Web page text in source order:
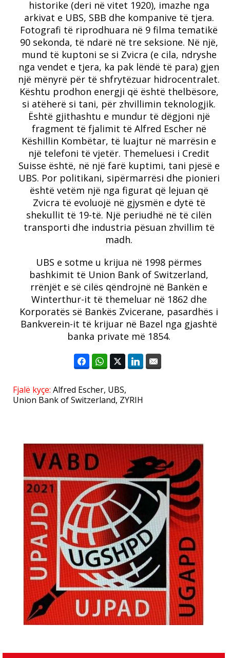
historike (deri në vitet 1920), imazhe nga
arkivat e UBS, SBB dhe kompanive të tjera.
Fotografi të riprodhuara në 9 filma tematikë
90 sekonda, të ndarë në tre seksione. Në një,
mund të kuptoni se si Zvicra (e cila, ndryshe
nga vendet e tjera, ka pak lëndë të para) gjen
një mënyrë për të shfrytëzuar hidrocentralet.
Kështu prodhon energji që është thelbësore,
si atëherë si tani, për zhvillimin teknologjik.
Është gjithashtu e mundur të dëgjoni një
fragment të fjalimit të Alfred Escher në
Këshillin Kombëtar, të luajtur në marrësin e
një telefoni të vjetër. Themeluesi i Credit
Suisse është, në një farë kuptimi, tani pjesë e
UBS. Por politikani, sipërmarrësi dhe pionieri
është vetëm një nga figurat që lejuan që
Zvicra të evoluojë në gjysmën e dytë të
shekullit të 19-të. Një periudhë në të cilën
transporti dhe industria pësuan zhvillim të
madh.
UBS e sotme u krijua në 1998 përmes
bashkimit të Union Bank of Switzerland,
rrënjët e së cilës qëndrojnë në Bankën e
Winterthur-it të themeluar në 1862 dhe
Korporatës së Bankës Zvicerane, pasardhës i
Bankverein-it të krijuar në Bazel nga gjashtë
banka private më 1854.
Fjalë kyçe: Alfred Escher, UBS,
Union Bank of Switzerland, ZYRIH